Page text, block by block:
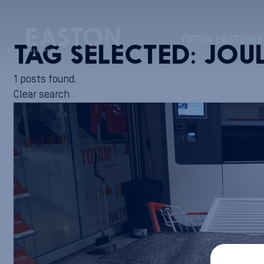
TAG SELECTED:
1 posts found.
Clear search